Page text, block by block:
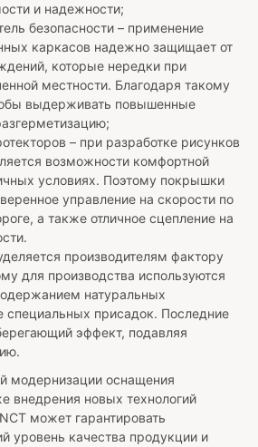
и надежности;
безопасности – применение
каркасов надежно защищает от
которые нередки при
местности. Благодаря такому
выдерживать повышенные
– при разработке рисунков
возможности комфортной
условиях. Поэтому покрышки
управление на скорости по
а также отличное сцепление на
производителям фактору
для производства используются
натуральных
специальных присадок. Последние
эффект, подавляя
модернизации оснащения
внедрения новых технологий
может гарантировать
уровень качества продукции и